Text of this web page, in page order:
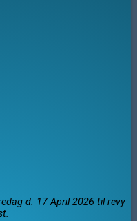
d. 17 April 2026 til revy